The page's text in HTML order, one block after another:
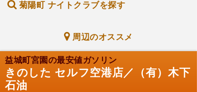
菊陽町 ナイトクラブを探す
周辺のオススメ
益城町宮園の最安値ガソリン
きのした セルフ空港店／（有）木下
石油